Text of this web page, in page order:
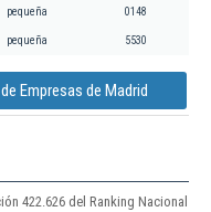
pequeña 0148
pequeña 5530
Empresas de Madrid
422.626 del Ranking Nacional